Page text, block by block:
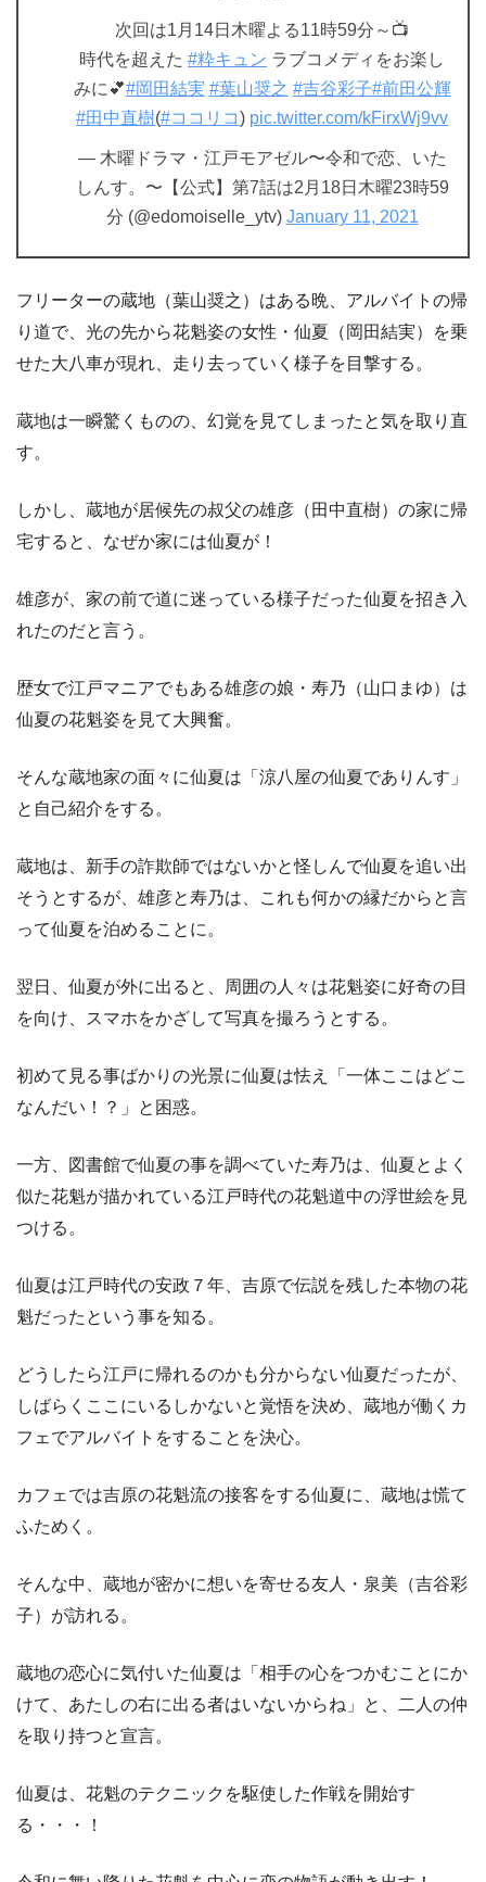
次回は1月14日木曜よる11時59分～📺
時代を超えた #粋キュン ラブコメディをお楽し
みに💕#岡田結実 #葉山奨之 #吉谷彩子#前田公輝
#田中直樹(#ココリコ) pic.twitter.com/kFirxWj9vv
— 木曜ドラマ・江戸モアゼル〜令和で恋、いた
しんす。〜【公式】第7話は2月18日木曜23時59
分 (@edomoiselle_ytv) January 11, 2021
フリーターの蔵地（葉山奨之）はある晩、アルバイトの帰
り道で、光の先から花魁姿の女性・仙夏（岡田結実）を乗
せた大八車が現れ、走り去っていく様子を目撃する。
蔵地は一瞬驚くものの、幻覚を見てしまったと気を取り直
す。
しかし、蔵地が居候先の叔父の雄彦（田中直樹）の家に帰
宅すると、なぜか家には仙夏が！
雄彦が、家の前で道に迷っている様子だった仙夏を招き入
れたのだと言う。
歴女で江戸マニアでもある雄彦の娘・寿乃（山口まゆ）は
仙夏の花魁姿を見て大興奮。
そんな蔵地家の面々に仙夏は「涼八屋の仙夏でありんす」
と自己紹介をする。
蔵地は、新手の詐欺師ではないかと怪しんで仙夏を追い出
そうとするが、雄彦と寿乃は、これも何かの縁だからと言
って仙夏を泊めることに。
翌日、仙夏が外に出ると、周囲の人々は花魁姿に好奇の目
を向け、スマホをかざして写真を撮ろうとする。
初めて見る事ばかりの光景に仙夏は怯え「一体ここはどこ
なんだい！？」と困惑。
一方、図書館で仙夏の事を調べていた寿乃は、仙夏とよく
似た花魁が描かれている江戸時代の花魁道中の浮世絵を見
つける。
仙夏は江戸時代の安政７年、吉原で伝説を残した本物の花
魁だったという事を知る。
どうしたら江戸に帰れるのかも分からない仙夏だったが、
しばらくここにいるしかないと覚悟を決め、蔵地が働くカ
フェでアルバイトをすることを決心。
カフェでは吉原の花魁流の接客をする仙夏に、蔵地は慌て
ふためく。
そんな中、蔵地が密かに想いを寄せる友人・泉美（吉谷彩
子）が訪れる。
蔵地の恋心に気付いた仙夏は「相手の心をつかむことにか
けて、あたしの右に出る者はいないからね」と、二人の仲
を取り持つと宣言。
仙夏は、花魁のテクニックを駆使した作戦を開始す
る・・・！